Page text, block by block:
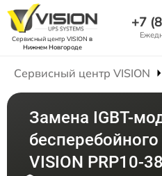
Сервисный центр VISION в
Нижнем Новгороде
+7
Сервисный центр VISION
Замена IGBT-
VISION PRP10-38